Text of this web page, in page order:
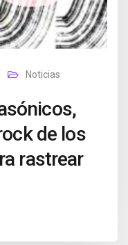
Noticias
de los
rastrear